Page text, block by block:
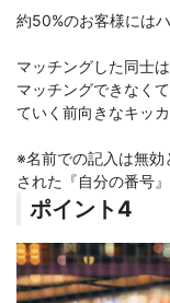
約50%のお客様には
マッチングした同士
マッチングできなく
ていく前向きなキッ
※名前での記入は無効
された『自分の番号
ポイント4